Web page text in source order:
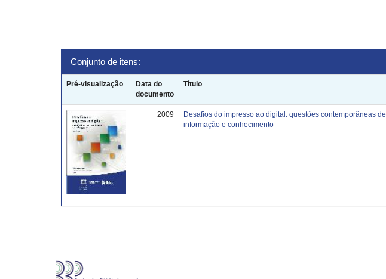
Conjunto de itens:
Pré-visualização
Data do
documento
Título
2009
Desafios do impresso ao digital: questões contemporâneas de
informação e conhecimento